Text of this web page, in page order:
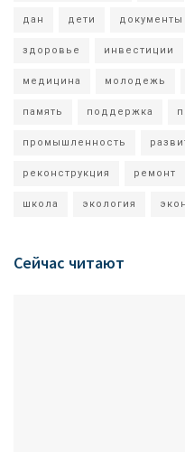
дан дети документы
здоровье инвестиции
медицина молодежь
память поддержка
промышленность
реконструкция ремонт
школа экология
Сейчас читают